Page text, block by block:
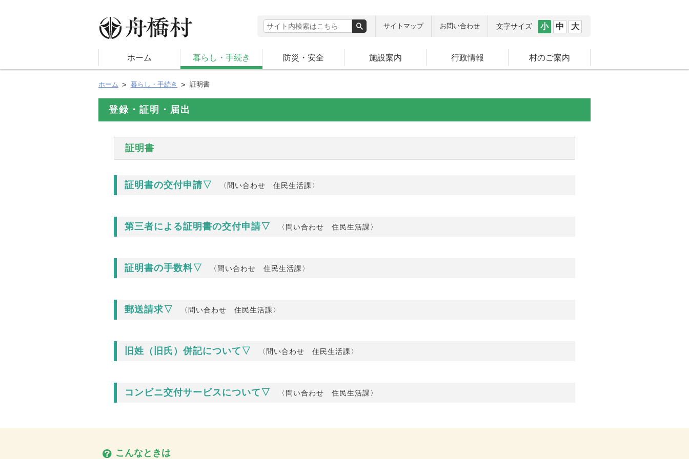
サイトマップ お問い合わせ 文字サイズ 小 中 大
ホーム 暮らし・手続き 防災・安全 施設案内 行政情報 村のご案内
ホーム 暮らし・手続き 証明書
登録・証明・届出
証明書
証明書の交付申請▽ 〈問い合わせ 住民生活課〉
第三者による証明書の交付申請▽ 〈問い合わせ 住民生活課〉
証明書の手数料▽ 〈問い合わせ 住民生活課〉
郵送請求▽ 〈問い合わせ 住民生活課〉
旧姓（旧氏）併記について▽ 〈問い合わせ 住民生活課〉
コンビニ交付サービスについて▽ 〈問い合わせ 住民生活課〉
こんなときは